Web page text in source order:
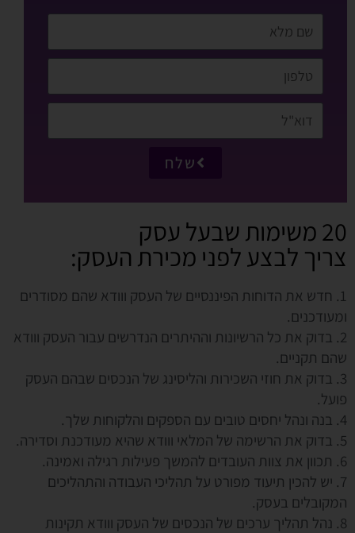
שלח
20 משימות שבעל עסק
צריך לבצע לפני מכירת העסק:
1. חדש את הדוחות הפיננסיים של העסק ווודא שהם מסודרים
ומעודכנים.
2. בדוק את כל הרשיונות וההיתרים הנדרשים עבור העסק ווודא
שהם תקניים.
3. בדוק את חוזי השכירות והליסינג של הנכסים שבהם העסק
פועל.
4. בנה ונהל יחסים טובים עם הספקים והלקוחות שלך.
5. בדוק את הרשימה של המלאי ווודא שהיא מעודכנת וסדירה.
6. תכוון את צוות העובדים להמשך פעילות רגילה ואמינה.
7. יש להכין תיעוד מפורט על תהליכי העבודה והתהליכים
המקובלים בעסק.
8. נהל תהליך ערכים של הנכסים של העסק ווודא תקינות